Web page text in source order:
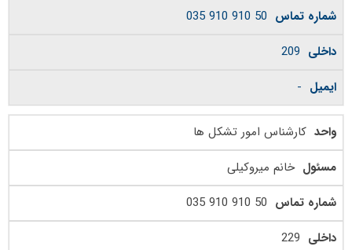
50 910 910 035
209
-
کارشناس امور تشکل ها
خانم میروکیلی
50 910 910 035
229